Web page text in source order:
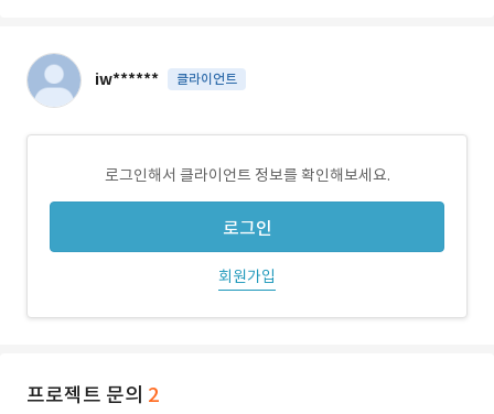
iw****** 클라이언트
로그인해서 클라이언트 정보를 확인해보세요.
로그인
회원가입
프로젝트 문의 2